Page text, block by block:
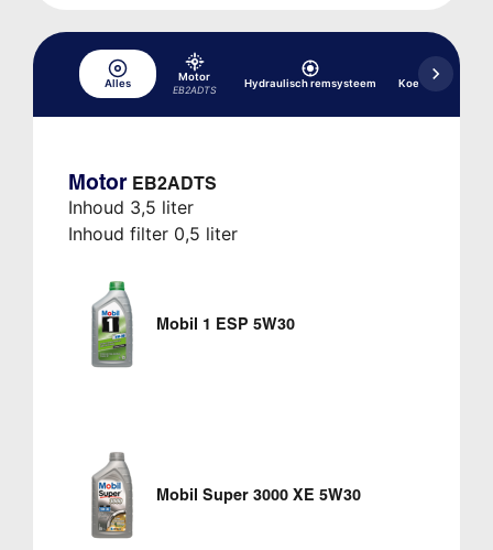
Alles
Motor
EB2ADTS
Hydraulisch remsysteem Koelsysteem
Motor EB2ADTS
Inhoud 3,5 liter
Inhoud filter 0,5 liter
Mobil 1 ESP 5W30
Mobil Super 3000 XE 5W30